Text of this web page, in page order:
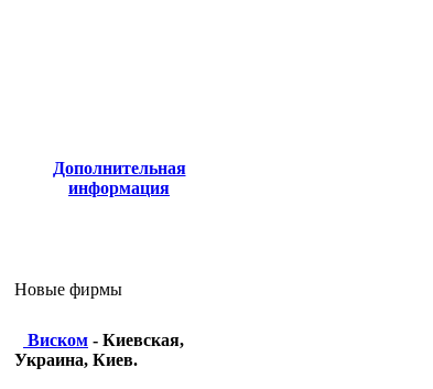
Дополнительная
информация
Новые фирмы
Виском - Киевская,
Украина, Киев.